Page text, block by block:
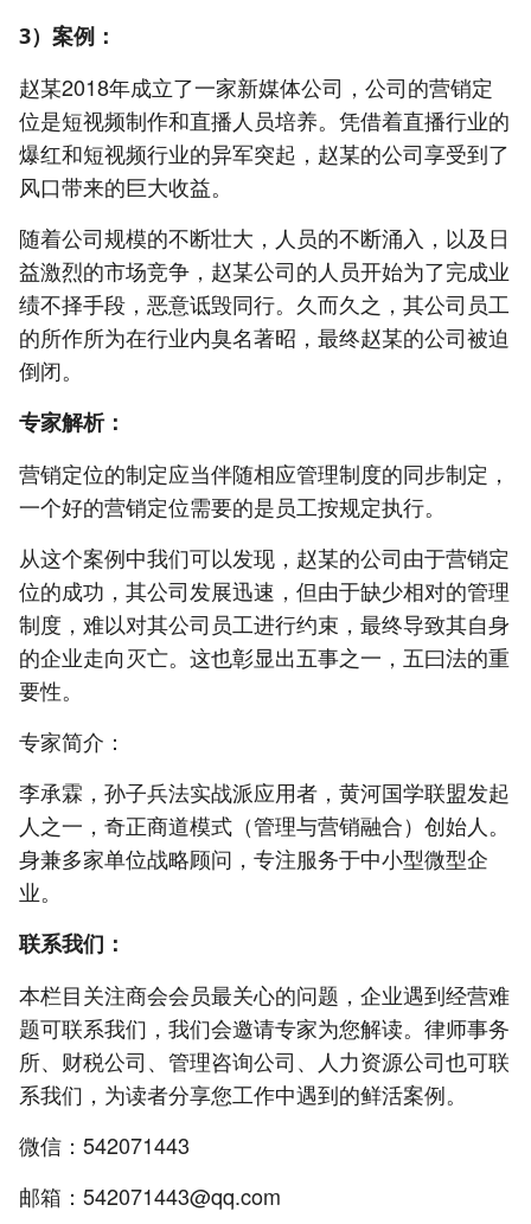
3）案例：
赵某2018年成立了一家新媒体公司，公司的营销定
位是短视频制作和直播人员培养。凭借着直播行业的
爆红和短视频行业的异军突起，赵某的公司享受到了
风口带来的巨大收益。
随着公司规模的不断壮大，人员的不断涌入，以及日
益激烈的市场竞争，赵某公司的人员开始为了完成业
绩不择手段，恶意诋毁同行。久而久之，其公司员工
的所作所为在行业内臭名著昭，最终赵某的公司被迫
倒闭。
专家解析：
营销定位的制定应当伴随相应管理制度的同步制定，
一个好的营销定位需要的是员工按规定执行。
从这个案例中我们可以发现，赵某的公司由于营销定
位的成功，其公司发展迅速，但由于缺少相对的管理
制度，难以对其公司员工进行约束，最终导致其自身
的企业走向灭亡。这也彰显出五事之一，五曰法的重
要性。
专家简介：
李承霖，孙子兵法实战派应用者，黄河国学联盟发起
人之一，奇正商道模式（管理与营销融合）创始人。
身兼多家单位战略顾问，专注服务于中小型微型企
业。
联系我们：
本栏目关注商会会员最关心的问题，企业遇到经营难
题可联系我们，我们会邀请专家为您解读。律师事务
所、财税公司、管理咨询公司、人力资源公司也可联
系我们，为读者分享您工作中遇到的鲜活案例。
微信：542071443
邮箱：542071443@qq.com